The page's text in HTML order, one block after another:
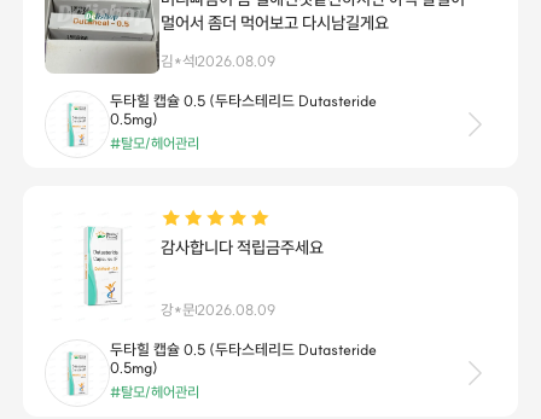
복용중입니다.. 정수리쪽 탈모가 진행되어
가격도비싸고 진단서처방전도 띄야되고 자잘하니
돈나가는게싫어서 알아보던중에 델리샵접하고
대성공! 아버지유전이라 정수리부터
얇던모발이 굵어지기시작했어요. 핀페시아로
바뀌기전 프로페시아복용했는데 이것도
아이템도 추가주문할예정입니다~~
장*정2026.08.09
에프페시아 (피나스테리드 Finasteride 1mg)
#탈모/헤어관리
늦은 후기 오려 봅니다
장*재2026.08.08
두사트 (두타스테리드 Dutasteride 0.5mg)
#탈모/헤어관리